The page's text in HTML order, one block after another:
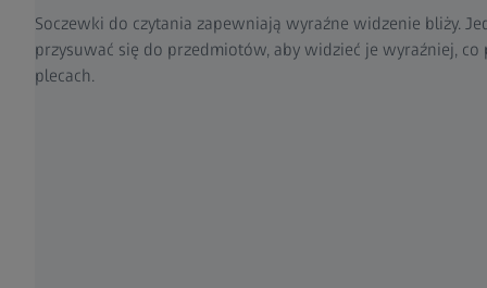
Soczewki do czytania zapewniają wyraźne widzenie bliży.
przysuwać się do przedmiotów, aby widzieć je wyraźniej,
plecach.